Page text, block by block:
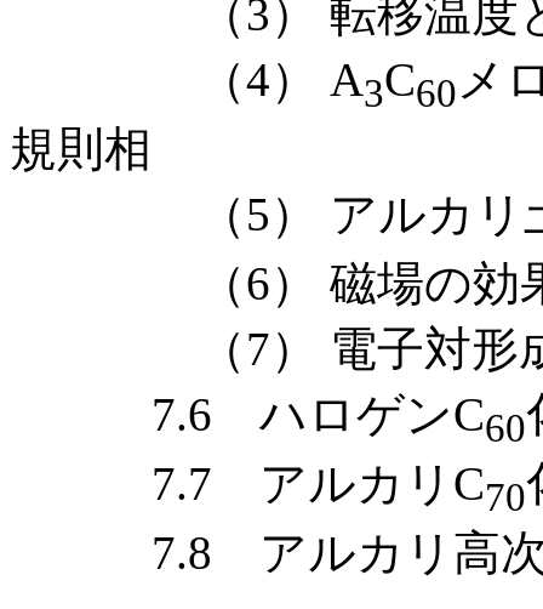
（3） 転移温度と
（4） A3C60 メ
規則相
（5） アルカリ
（6） 磁場の効
（7） 電子対形成
7.6 ハロゲンC60
7.7 アルカリC70
7.8 アルカリ高次